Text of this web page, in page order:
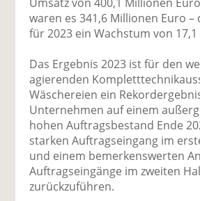
waren es 341,6 Millionen Euro
für 2023 ein Wachstum von
Das Ergebnis 2023 ist für den
agierenden
Wäschereien ein
Unternehmen auf einem
hohen Auftragsbestand Ende
starken Auftragseingang im
und einem bemerkenswerten
Auftragseingänge im zweiten
zurückzuführen.